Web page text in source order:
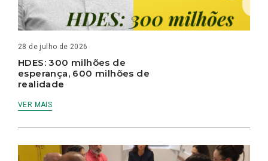
28 de julho de 2026
HDES: 300 milhões de
esperança, 600 milhões de
realidade
VER MAIS